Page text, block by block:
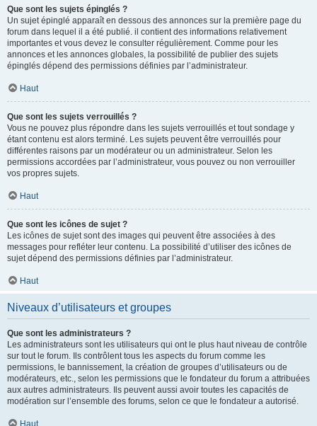
Que sont les sujets épinglés ?
Un sujet épinglé apparaît en dessous des annonces sur la première page du
forum dans lequel il a été publié. il contient des informations relativement
importantes et vous devez le consulter régulièrement. Comme pour les
annonces et les annonces globales, la possibilité de publier des sujets
épinglés dépend des permissions définies par l’administrateur.
Haut
Que sont les sujets verrouillés ?
Vous ne pouvez plus répondre dans les sujets verrouillés et tout sondage y
étant contenu est alors terminé. Les sujets peuvent être verrouillés pour
différentes raisons par un modérateur ou un administrateur. Selon les
permissions accordées par l’administrateur, vous pouvez ou non verrouiller
vos propres sujets.
Haut
Que sont les icônes de sujet ?
Les icônes de sujet sont des images qui peuvent être associées à des
messages pour refléter leur contenu. La possibilité d’utiliser des icônes de
sujet dépend des permissions définies par l’administrateur.
Haut
Niveaux d’utilisateurs et groupes
Que sont les administrateurs ?
Les administrateurs sont les utilisateurs qui ont le plus haut niveau de contrôle
sur tout le forum. Ils contrôlent tous les aspects du forum comme les
permissions, le bannissement, la création de groupes d’utilisateurs ou de
modérateurs, etc., selon les permissions que le fondateur du forum a attribuées
aux autres administrateurs. Ils peuvent aussi avoir toutes les capacités de
modération sur l’ensemble des forums, selon ce que le fondateur a autorisé.
Haut